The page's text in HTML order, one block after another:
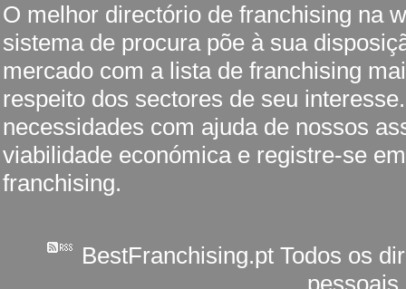
O melhor directório de franchising na
sistema de procura põe à sua
mercado com a lista de franchising
respeito dos sectores de seu
necessidades com ajuda de nossos
viabilidade económica e registre-se
franchising.
BestFranchising.pt Todos os
pessoais